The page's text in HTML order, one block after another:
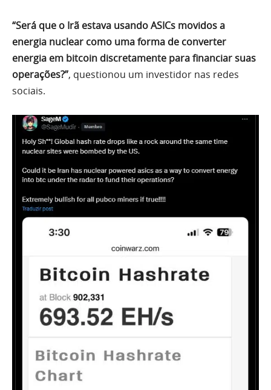
“Será que o Irã estava usando ASICs movidos a
energia nuclear como uma forma de converter
energia em bitcoin discretamente para financiar suas
operações?”, questionou um investidor nas redes
sociais.